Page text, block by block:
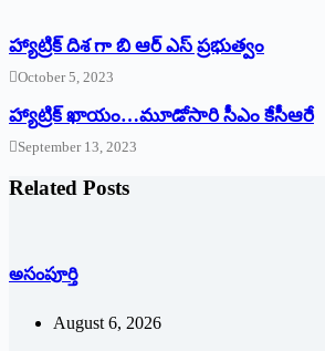
హ్యాట్రిక్ దిశ గా బి ఆర్ ఎస్ ప్రభుత్వం
October 5, 2023
హ్యాట్రిక్‌ ‌ఖాయం…మూడోసారి సీఎం కేసీఆరే
September 13, 2023
Related Posts
అసంపూర్తి
August 6, 2026